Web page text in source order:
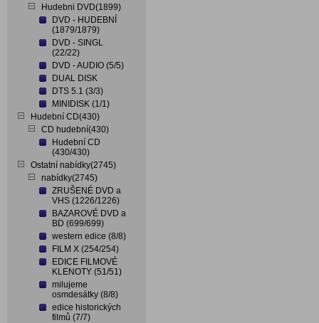
Hudebni DVD(1899)
DVD - HUDEBNÍ
(1879/1879)
DVD - SINGL
(22/22)
DVD - AUDIO (5/5)
DUAL DISK
DTS 5.1 (3/3)
MINIDISK (1/1)
Hudební CD(430)
CD hudební(430)
Hudební CD
(430/430)
Ostatní nabídky(2745)
nabídky(2745)
ZRUŠENÉ DVD a
VHS (1226/1226)
BAZAROVÉ DVD a
BD (699/699)
western edice (8/8)
FILM X (254/254)
EDICE FILMOVÉ
KLENOTY (51/51)
milujeme
osmdesátky (8/8)
edice historických
filmů (7/7)